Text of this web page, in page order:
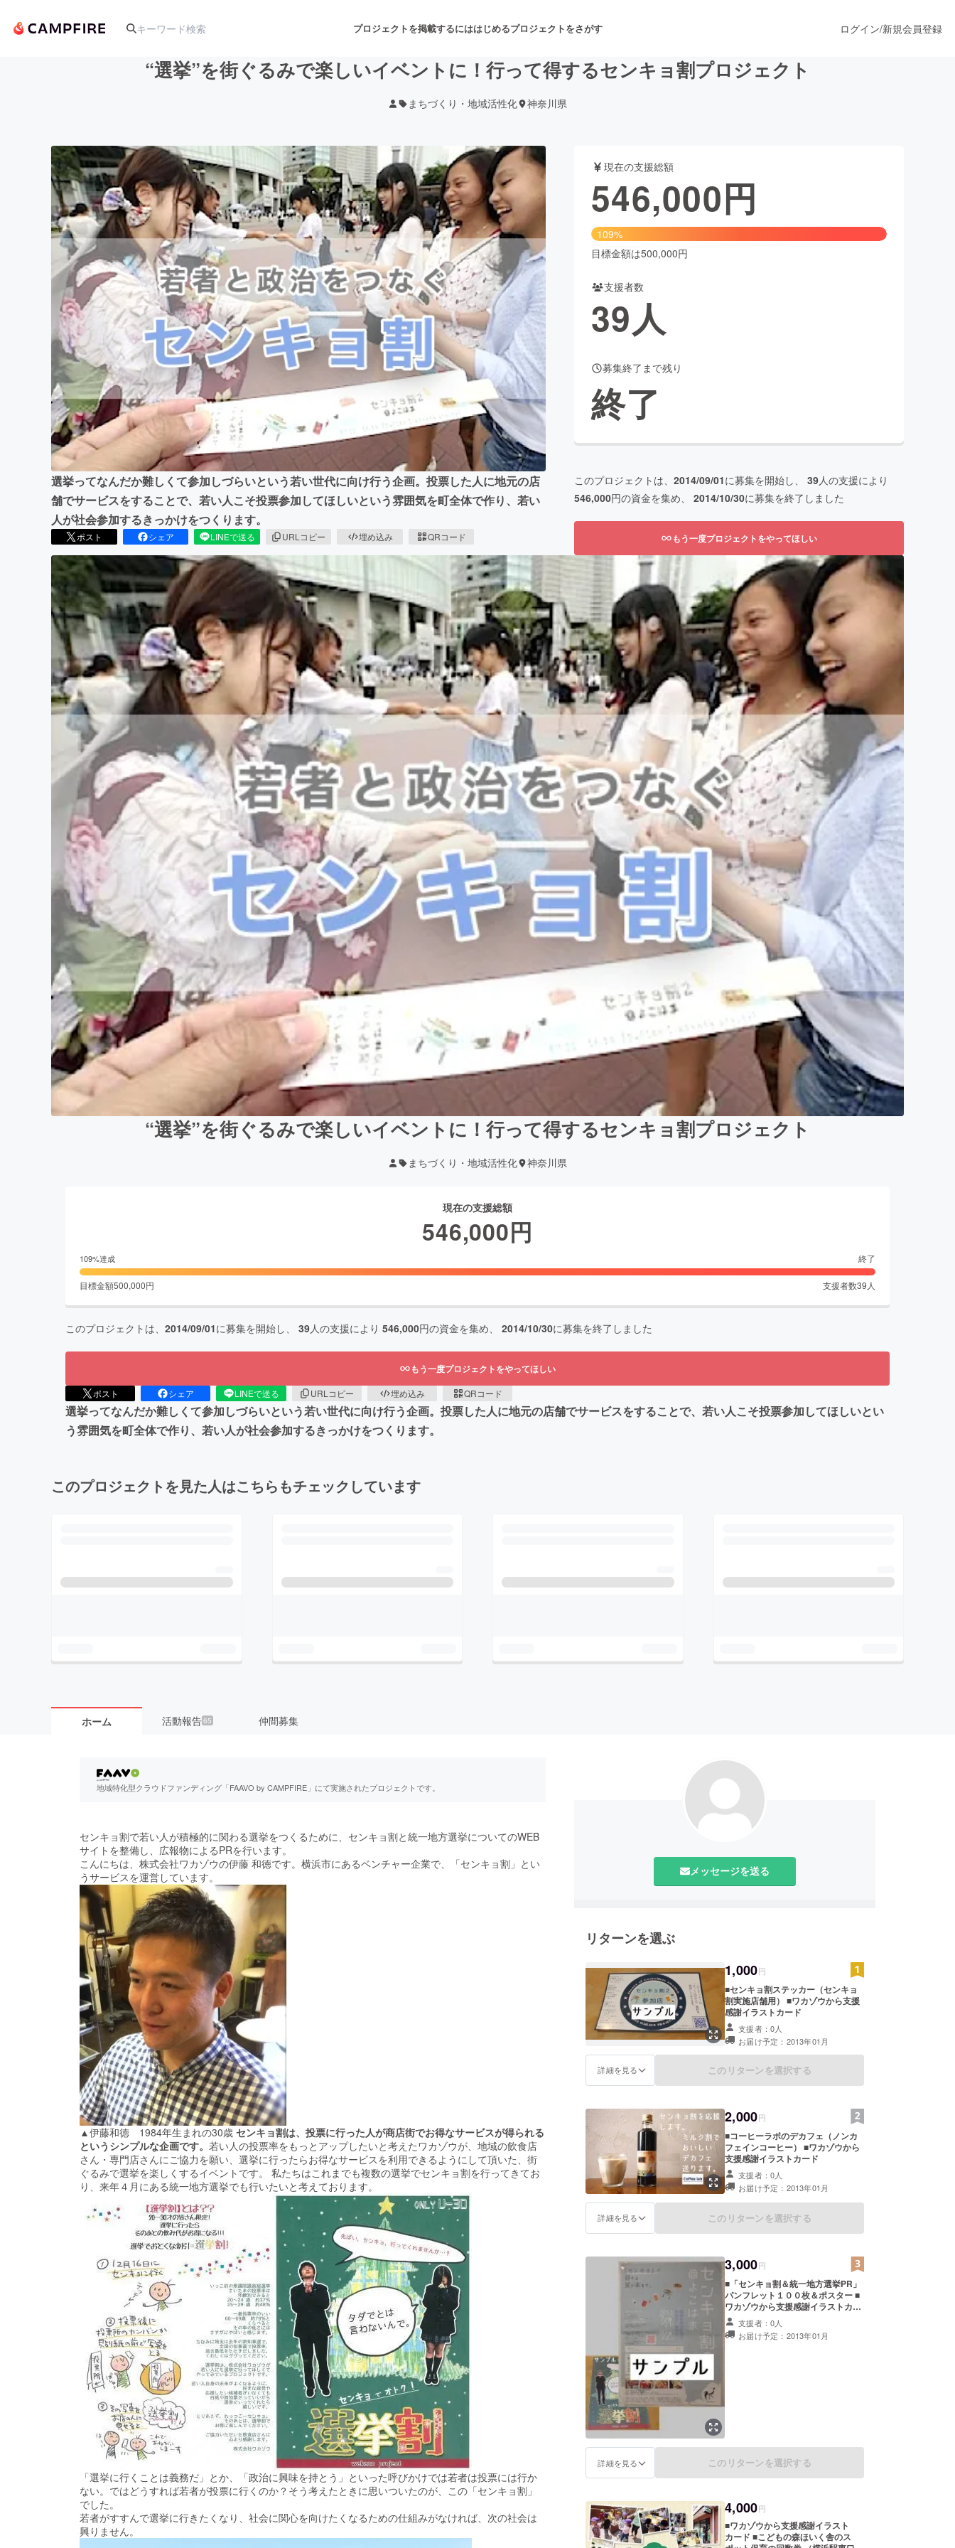
プロジェクトを掲載するにははじめるプロジェクトをさがす
アート・写真 音楽 舞台・パフォーマンス
テクノロジー・ガジェット ゲーム・サービス開発 フード・飲食店 ファッション
映像・映画 書籍・雑誌出版 アニメ・漫画
ビジネス・起業 チャレンジ ビューティー・ヘルスケア
まちづくり・地域活性化
CAMPFIRE for Social Good
CAMPFIRE Creation
CAMPFIREふるさと納税
machi-yaコミュニティ
ログイン/新規会員登録
“選挙”を街ぐるみで楽しいイベントに！行って得するセンキョ割プロジェクト
まちづくり・地域活性化 神奈川県
選挙ってなんだか難しくて参加しづらいという若い世代に向け行う企画。投票した人に地元の店
舗でサービスをすることで、若い人こそ投票参加してほしいという雰囲気を町全体で作り、若い
人が社会参加するきっかけをつくります。
ポスト シェア LINEで送る URLコピー 埋め込み QRコード
現在の支援総額
546,000円
109%
目標金額は500,000円
支援者数
39人
募集終了まで残り
終了
このプロジェクトは、 2014/09/01に募集を開始し、 39人の支援により
546,000円の資金を集め、 2014/10/30に募集を終了しました
もう一度プロジェクトをやってほしい
“選挙”を街ぐるみで楽しいイベントに！行って得するセンキョ割プロジェクト
まちづくり・地域活性化 神奈川県
現在の支援総額
546,000円
109%達成 終了
目標金額500,000円 支援者数39 人
このプロジェクトは、 2014/09/01に募集を開始し、 39人の支援により 546,000円の資金を集め、 2014/10/30に募集を終了しました
もう一度プロジェクトをやってほしい
ポスト シェア LINEで送る URLコピー 埋め込み QRコード
選挙ってなんだか難しくて参加しづらいという若い世代に向け行う企画。投票した人に地元の店舗でサービスをすることで、若い人こそ投票参加してほしいとい
う雰囲気を町全体で作り、若い人が社会参加するきっかけをつくります。
このプロジェクトを見た人はこちらもチェックしています
ホーム 活動報告65 仲間募集
地域特化型クラウドファンディング「FAAVO by CAMPFIRE」にて実施されたプロジェクトです。
センキョ割で若い人が積極的に関わる選挙をつくるために、センキョ割と統一地方選挙についてのWEB
サイトを整備し、広報物によるPRを行います。
こんにちは、株式会社ワカゾウの伊藤 和徳です。横浜市にあるベンチャー企業で、「センキョ割」とい
うサービスを運営しています。
▲伊藤和徳 1984年生まれの30歳 センキョ割は、投票に行った人が商店街でお得なサービスが得られる
というシンプルな企画です。 若い人の投票率をもっとアップしたいと考えたワカゾウが、地域の飲食店
さん・専門店さんにご協力を願い、選挙に行ったらお得なサービスを利用できるようにして頂いた、街
ぐるみで選挙を楽しくするイベントです。 私たちはこれまでも複数の選挙でセンキョ割を行ってきてお
り、来年４月にある統一地方選挙でも行いたいと考えております。
「選挙に行くことは義務だ」とか、「政治に興味を持とう」といった呼びかけでは若者は投票には行か
ない。ではどうすれば若者が投票に行くのか？そう考えたときに思いついたのが、この「センキョ割」
でした。
若者がすすんで選挙に行きたくなり、社会に関心を向けたくなるための仕組みがなければ、次の社会は
興りません。
メッセージを送る
リターンを選ぶ
1,000円
■センキョ割ステッカー（センキョ
割実施店舗用） ■ワカゾウから支援
感謝イラストカード
支援者：0人
お届け予定：2013年01月
詳細を見る このリターンを選択する
2,000円
■コーヒーラボのデカフェ（ノンカ
フェインコーヒー） ■ワカゾウから
支援感謝イラストカード
支援者：0人
お届け予定：2013年01月
詳細を見る このリターンを選択する
3,000円
■「センキョ割＆統一地方選挙PR」
パンフレット１００枚＆ポスター ■
ワカゾウから支援感謝イラストカー
ド 支援者：0人
お届け予定：2013年01月
詳細を見る このリターンを選択する
4,000円
■ワカゾウから支援感謝イラスト
カード ■こどもの森ほいく舎のス